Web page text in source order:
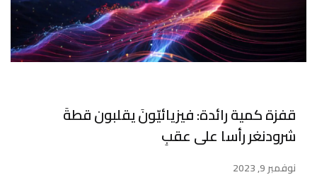
قفزة كمية رائدة: فيزيائيّونَ يقلبون قطةَ
شرودنغر رأسا على عقبِ
نوفمبر 9, 2023